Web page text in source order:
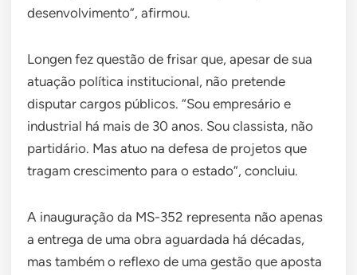
desenvolvimento”, afirmou.
Longen fez questão de frisar que, apesar de sua
atuação política institucional, não pretende
disputar cargos públicos. “Sou empresário e
industrial há mais de 30 anos. Sou classista, não
partidário. Mas atuo na defesa de projetos que
tragam crescimento para o estado”, concluiu.
A inauguração da MS-352 representa não apenas
a entrega de uma obra aguardada há décadas,
mas também o reflexo de uma gestão que aposta